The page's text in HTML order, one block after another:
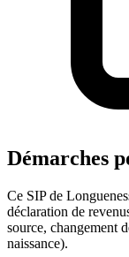
Démarches
Ce SIP de
déclaration de
source, changement
naissance).